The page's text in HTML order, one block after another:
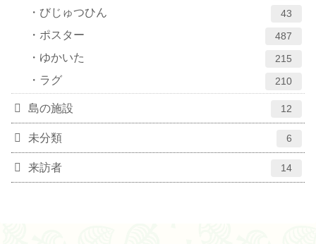
びじゅつひん 43
ポスター 487
ゆかいた 215
ラグ 210
島の施設 12
未分類 6
来訪者 14